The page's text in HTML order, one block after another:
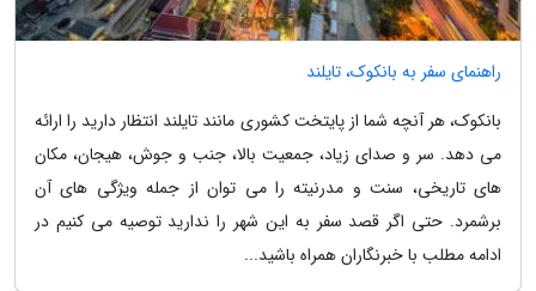
راهنمای سفر به بانکوک، تایلند
بانکوک، هر آنچه شما از پایتخت کشوری مانند تایلند انتظار دارید را ارائه
می دهد. سر و صدای زیاد، جمعیت بالا، جنب و جوش، هیجان، مکان
های تاریخی، سنت و مدرنیته را می توان از جمله ویژگی های آن
برشمرد. حتی اگر قصد سفر به این شهر را ندارید توصیه می کنیم در
ادامه مطلب با خبرنگاران همراه باشید...